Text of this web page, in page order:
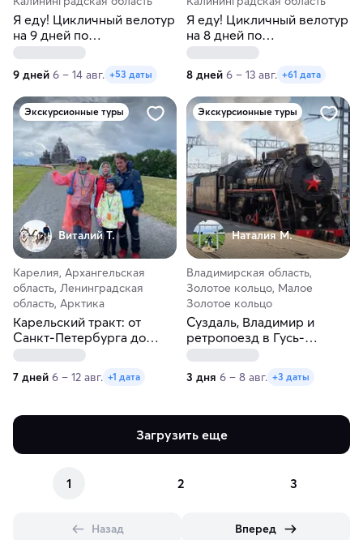
Я еду! Цикличный велотур
на 9 дней по
Калининградской области
9 дней 6 – 14 авг. +53 даты
Я еду! Цикличный велотур
на 8 дней по
Калининградской области
8 дней 6 – 13 авг. +61 дата
Экскурсионные туры
Виталий Т.
Карелия, Архангельская
область, Ленинградская
область, Арктика
Карельский тракт: от
Санкт-Петербурга до
Соловков
7 дней 6 – 12 авг. +1 дата
Экскурсионные туры
Наталия М.
Владимирская область,
Золотое кольцо, Малое
Золотое кольцо
Суздаль, Владимир и
ретропоезд в Гусь-
Хрустальный
3 дня 6 – 8 авг. +3 даты
Загрузить еще
1 2 3
Назад Вперед